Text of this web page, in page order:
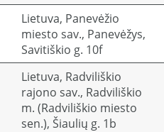
Lietuva, Panevėžio
miesto sav., Panevėžys,
Savitiškio g. 10f
Lietuva, Radviliškio
rajono sav., Radviliškio
m. (Radviliškio miesto
sen.), Šiaulių g. 1b